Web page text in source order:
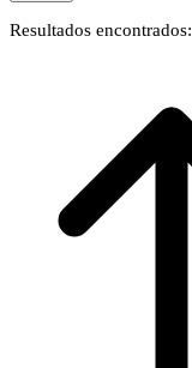
Resultados encontrados: